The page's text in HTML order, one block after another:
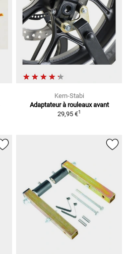
Kern-Stabi
Adaptateur à rouleaux avant
29,95 €1